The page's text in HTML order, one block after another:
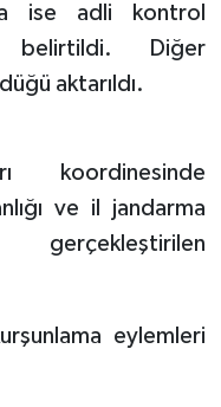
ise adli kontrol
belirtildi. Diğer
aktarıldı.
koordinesinde
ve il jandarma
eylemleri